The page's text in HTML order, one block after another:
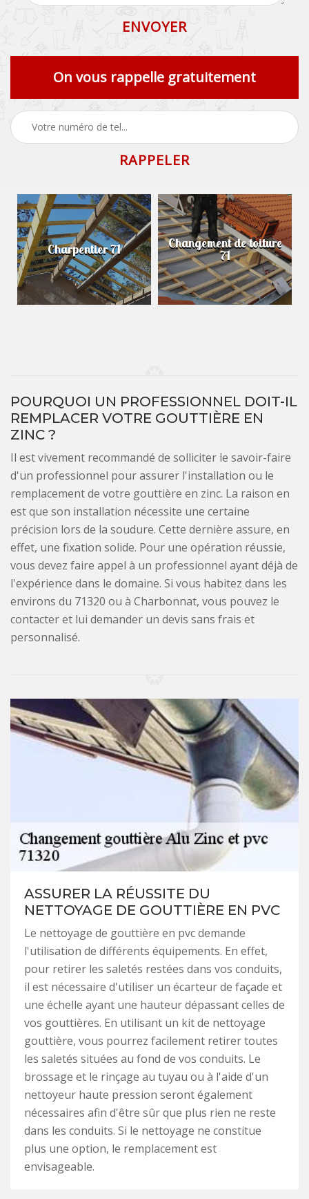
On vous rappelle gratuitement
Charpentier 71 Changement de toiture
71
POURQUOI UN PROFESSIONNEL DOIT-IL
REMPLACER VOTRE GOUTTIÈRE EN
ZINC ?
Il est vivement recommandé de solliciter le savoir-faire
d'un professionnel pour assurer l'installation ou le
remplacement de votre gouttière en zinc. La raison en
est que son installation nécessite une certaine
précision lors de la soudure. Cette dernière assure, en
effet, une fixation solide. Pour une opération réussie,
vous devez faire appel à un professionnel ayant déjà de
l'expérience dans le domaine. Si vous habitez dans les
environs du 71320 ou à Charbonnat, vous pouvez le
contacter et lui demander un devis sans frais et
personnalisé.
ASSURER LA RÉUSSITE DU
NETTOYAGE DE GOUTTIÈRE EN PVC
Le nettoyage de gouttière en pvc demande
l'utilisation de différents équipements. En effet,
pour retirer les saletés restées dans vos conduits,
il est nécessaire d'utiliser un écarteur de façade et
une échelle ayant une hauteur dépassant celles de
vos gouttières. En utilisant un kit de nettoyage
gouttière, vous pourrez facilement retirer toutes
les saletés situées au fond de vos conduits. Le
brossage et le rinçage au tuyau ou à l'aide d'un
nettoyeur haute pression seront également
nécessaires afin d'être sûr que plus rien ne reste
dans les conduits. Si le nettoyage ne constitue
plus une option, le remplacement est
envisageable.